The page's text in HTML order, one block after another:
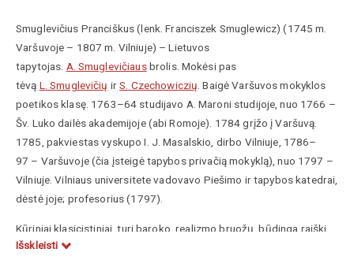
Smuglevičius Pranciškus(lenk.Franciszek Smuglewicz) (1745 m.
Varšuvoje – 1807 m. Vilniuje) –Lietuvos
tapytojas A. Smuglevičiausbrolis. Mokėsi pas
tėvą L. Smuglevičių irS. Czechowiczių . Baigė Varšuvos mokyklos
poetikos klasę. 1763–64 studijavo A. Maroni studijoje, nuo 1766 –
Šv. Luko dailės akademijoje (abi Romoje). 1784 grįžo į Varšuvą.
1785, pakviestas vyskupo I. J. Masalskio, dirbo Vilniuje, 1786–
97 – Varšuvoje (čia įsteigė tapybos privačią mokyklą), nuo 1797 –
Vilniuje. Vilniaus universitete vadovavo Piešimo ir tapybos katedrai,
dėstė joje; profesorius (1797).
Kūriniai klasicistiniai, turi baroko, realizmo bruožų, būdinga raiški,
detalizuota, dažniausiai daugiafigūrė, kompozicija, tikslus piešinys,
Išskleisti